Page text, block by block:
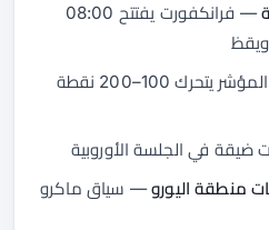
— فرانكفورت يفتتح 08:00
— المؤشر يتحرك 100–200 نقطة
ضيقة في الجلسة الأوروبية
— سياق ماكرو